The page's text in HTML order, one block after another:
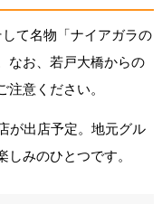
て名物「ナイアガラの
なお、若戸大橋からの
意ください。
が出店予定。地元グル
みのひとつです。